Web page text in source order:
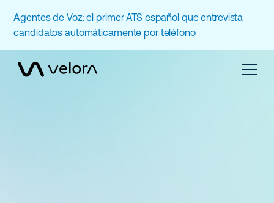
Agentes de Voz: el primer ATS español que entrevista
candidatos automáticamente por teléfono